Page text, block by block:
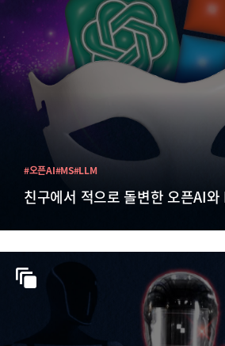
친구에서 적으로 돌변한 오픈AI와
#오픈AI#MS#LLM